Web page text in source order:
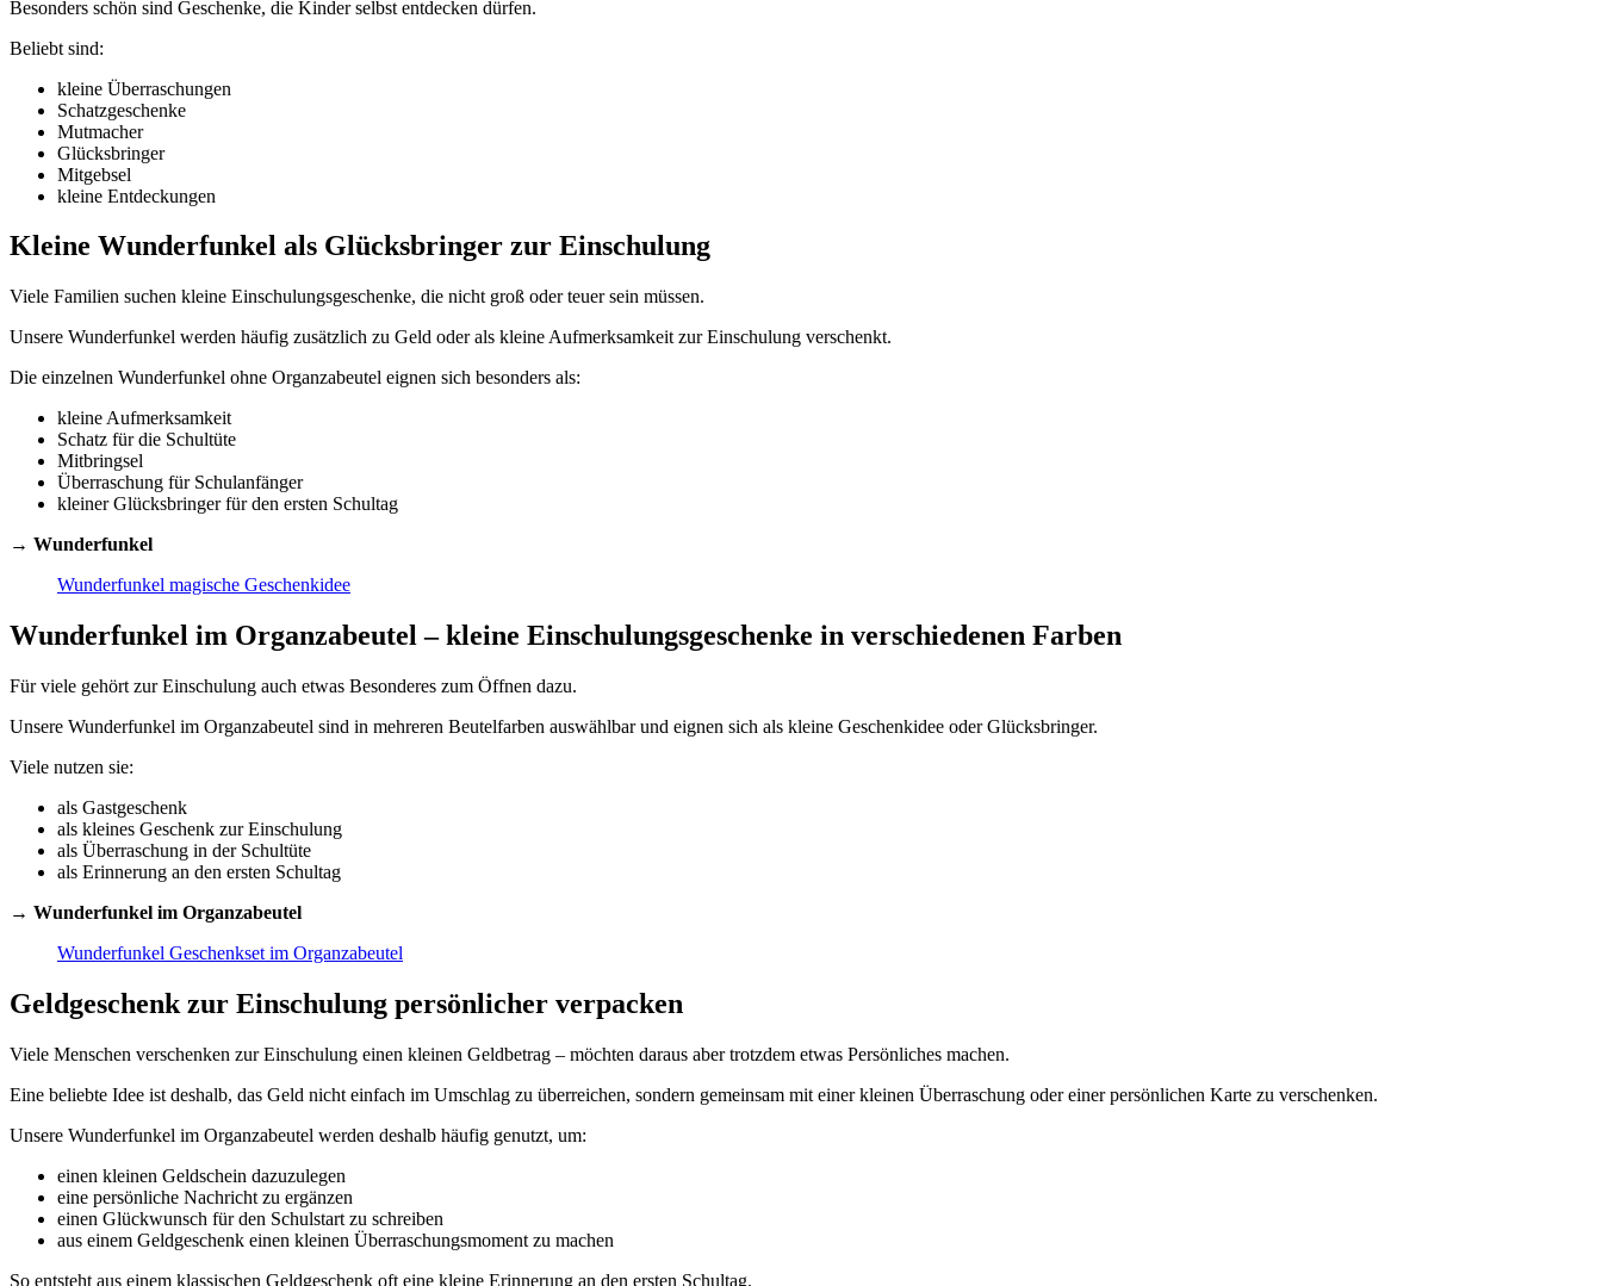
Besonders schön sind Geschenke, die Kinder selbst entdecken dürfen.
Beliebt sind:
kleine Überraschungen
Schatzgeschenke
Mutmacher
Glücksbringer
Mitgebsel
kleine Entdeckungen
Kleine Wunderfunkel als Glücksbringer zur Einschulung
Viele Familien suchen kleine Einschulungsgeschenke, die nicht groß oder teuer sein müssen.
Unsere Wunderfunkel werden häufig zusätzlich zu Geld oder als kleine Aufmerksamkeit zur Einschulung verschenkt.
Die einzelnen Wunderfunkel ohne Organzabeutel eignen sich besonders als:
kleine Aufmerksamkeit
Schatz für die Schultüte
Mitbringsel
Überraschung für Schulanfänger
kleiner Glücksbringer für den ersten Schultag
→ Wunderfunkel
Wunderfunkel magische Geschenkidee
Wunderfunkel im Organzabeutel – kleine Einschulungsgeschenke in verschiedenen Farben
Für viele gehört zur Einschulung auch etwas Besonderes zum Öffnen dazu.
Unsere Wunderfunkel im Organzabeutel sind in mehreren Beutelfarben auswählbar und eignen sich als kleine Geschenkidee oder Glücksbringer.
Viele nutzen sie:
als Gastgeschenk
als kleines Geschenk zur Einschulung
als Überraschung in der Schultüte
als Erinnerung an den ersten Schultag
→ Wunderfunkel im Organzabeutel
Wunderfunkel Geschenkset im Organzabeutel
Geldgeschenk zur Einschulung persönlicher verpacken
Viele Menschen verschenken zur Einschulung einen kleinen Geldbetrag – möchten daraus aber trotzdem etwas Persönliches machen.
Eine beliebte Idee ist deshalb, das Geld nicht einfach im Umschlag zu überreichen, sondern gemeinsam mit einer kleinen Überraschung oder einer persönlichen Karte zu verschenken.
Unsere Wunderfunkel im Organzabeutel werden deshalb häufig genutzt, um:
einen kleinen Geldschein dazuzulegen
eine persönliche Nachricht zu ergänzen
einen Glückwunsch für den Schulstart zu schreiben
aus einem Geldgeschenk einen kleinen Überraschungsmoment zu machen
So entsteht aus einem klassischen Geldgeschenk oft eine kleine Erinnerung an den ersten Schultag.